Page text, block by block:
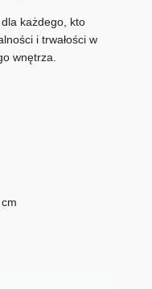
każdego, kto
i trwałości w
wnętrza.